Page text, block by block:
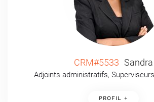
CRM#5533 Sandra
Adjoints administratifs,
PROFIL +